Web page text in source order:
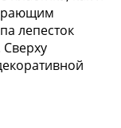
лепесток